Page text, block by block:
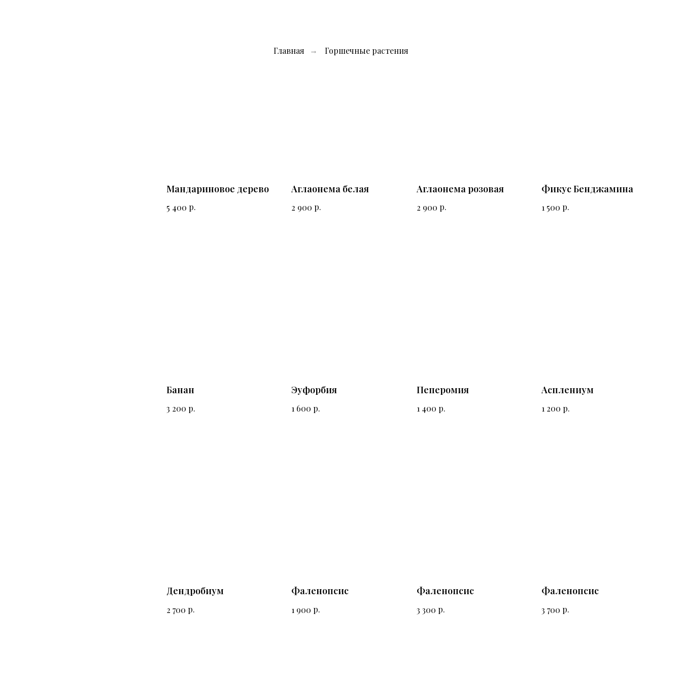
Главная → Горшечные растения
Мандариновое дерево
5 400 р.
Аглаонема белая
2 900 р.
Аглаонема розовая
2 900 р.
Фикус Бенджамина
1 500 р.
Банан
3 200 р.
Эуфорбия
1 600 р.
Пеперомия
1 400 р.
Асплениум
1 200 р.
Дендробиум
2 700 р.
Фаленопсис
1 900 р.
Фаленопсис
3 300 р.
Фаленопсис
3 700 р.